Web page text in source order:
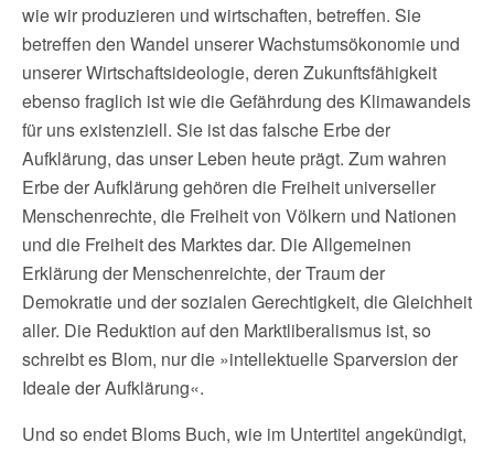
wie wir produzieren und wirtschaften, betreffen. Sie
betreffen den Wandel unserer Wachstumsökonomie und
unserer Wirtschaftsideologie, deren Zukunftsfähigkeit
ebenso fraglich ist wie die Gefährdung des Klimawandels
für uns existenziell. Sie ist das falsche Erbe der
Aufklärung, das unser Leben heute prägt. Zum wahren
Erbe der Aufklärung gehören die Freiheit universeller
Menschenrechte, die Freiheit von Völkern und Nationen
und die Freiheit des Marktes dar. Die Allgemeinen
Erklärung der Menschenreichte, der Traum der
Demokratie und der sozialen Gerechtigkeit, die Gleichheit
aller. Die Reduktion auf den Marktliberalismus ist, so
schreibt es Blom, nur die »intellektuelle Sparversion der
Ideale der Aufklärung«.
Und so endet Bloms Buch, wie im Untertitel angekündigt,